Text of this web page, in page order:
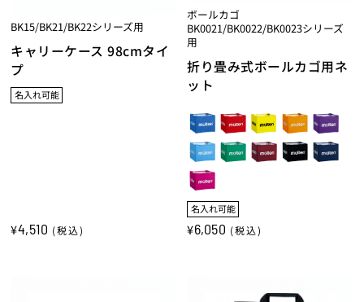
BK15/BK21/BK22シリーズ用
キャリーケース 98cmタイ
プ
名入れ可能
¥4,510 (税込)
ボールカゴ
BK0021/BK0022/BK0023シリーズ
用
折り畳み式ボールカゴ用ネ
ット
名入れ可能
¥6,050 (税込)